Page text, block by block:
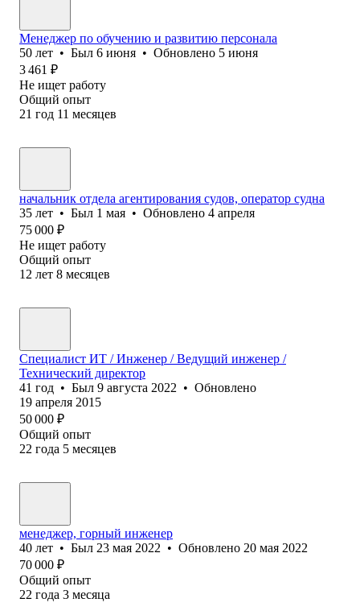
Менеджер по обучению и развитию персонала
50 лет • Был 6 июня • Обновлено 5 июня
3 461 ₽
Не ищет работу
Общий опыт
21 год 11 месяцев
начальник отдела агентирования судов, оператор судна
35 лет • Был 1 мая • Обновлено 4 апреля
75 000 ₽
Не ищет работу
Общий опыт
12 лет 8 месяцев
Специалист ИТ / Инженер / Ведущий инженер /
Технический директор
41 год • Был 9 августа 2022 • Обновлено
19 апреля 2015
50 000 ₽
Общий опыт
22 года 5 месяцев
менеджер, горный инженер
40 лет • Был 23 мая 2022 • Обновлено 20 мая 2022
70 000 ₽
Общий опыт
22 года 3 месяца